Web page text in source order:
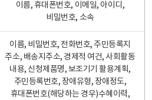
이름, 휴대폰번호, 이메일, 아이디,
비밀번호, 소속
이름, 비밀번호, 전화번호, 주민등록지
주소, 배송지주소, 경제적 여건, 사회활동
내용, 신청제품명, 보조기기 활용계획,
주민등록번호, 장애유형, 장애정도,
휴대폰번호(해당하는 경우)수혜이력,